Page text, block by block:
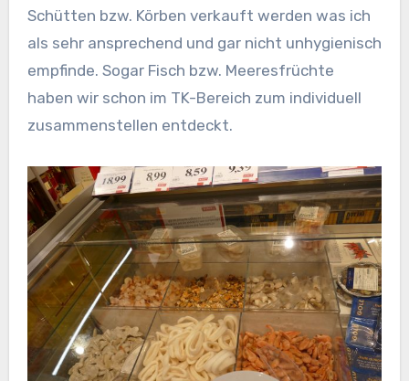
Schütten bzw. Körben verkauft werden was ich
als sehr ansprechend und gar nicht unhygienisch
empfinde. Sogar Fisch bzw. Meeresfrüchte
haben wir schon im TK-Bereich zum individuell
zusammenstellen entdeckt.